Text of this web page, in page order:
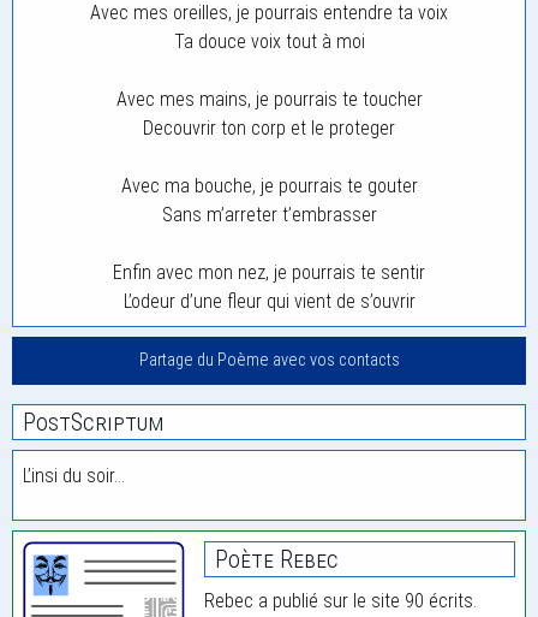
Avec mes oreilles, je pourrais entendre ta voix
Ta douce voix tout à moi
Avec mes mains, je pourrais te toucher
Decouvrir ton corp et le proteger
Avec ma bouche, je pourrais te gouter
Sans m’arreter t’embrasser
Enfin avec mon nez, je pourrais te sentir
L’odeur d’une fleur qui vient de s’ouvrir
Partage du Poème avec vos contacts
PostScriptum
L’insi du soir…
Poète Rebec
Rebec a publié sur le site 90 écrits.